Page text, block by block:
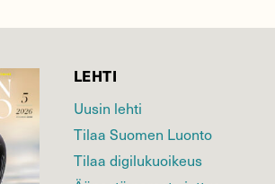
LEHTI
Uusin lehti
Tilaa Suomen Luonto
Tilaa digilukuoikeus